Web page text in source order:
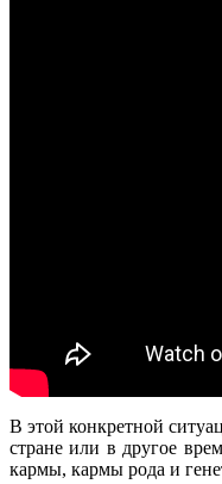
В этой конкретной
стране или в другое
кармы, кармы рода и